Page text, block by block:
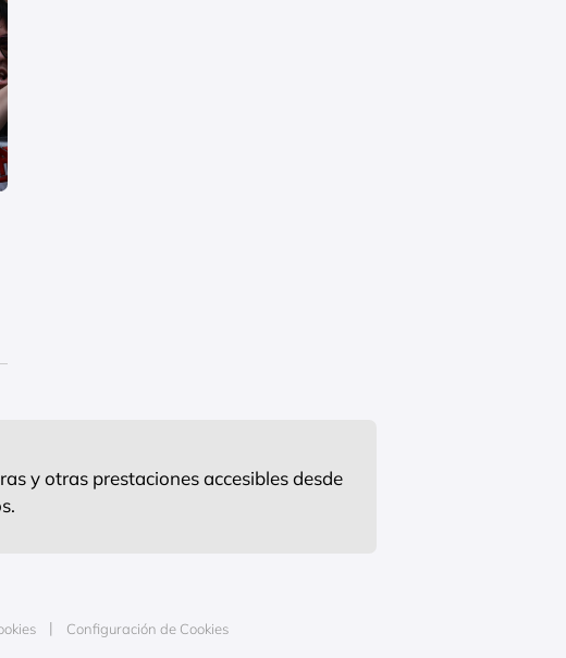
y otras prestaciones accesibles desde
Configuración de Cookies